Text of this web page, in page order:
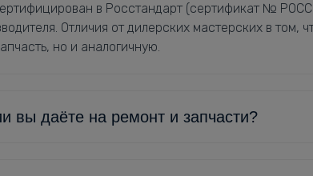
в Росстандарт (сертификат №
Отличия от дилерских мастерских в
но и аналогичную.
вы даёте на ремонт и запчасти?